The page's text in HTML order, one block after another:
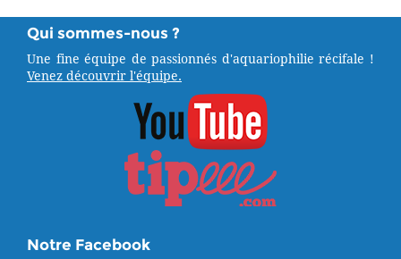
Qui sommes-nous ?
Une fine équipe de passionnés d'aquariophilie récifale !
Venez découvrir l'équipe.
Notre Facebook